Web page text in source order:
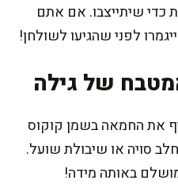
שיתייצבו. אם אתם
לפני שהגיעו לשולחן!
של גילה
את החמאה בשמן קוקוס
סויה או שיבולת שועל.
באותה מידה!